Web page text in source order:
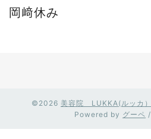
岡﨑休み
©2026 美容院 LUKKA(ルッカ）
Powered by グーペ /